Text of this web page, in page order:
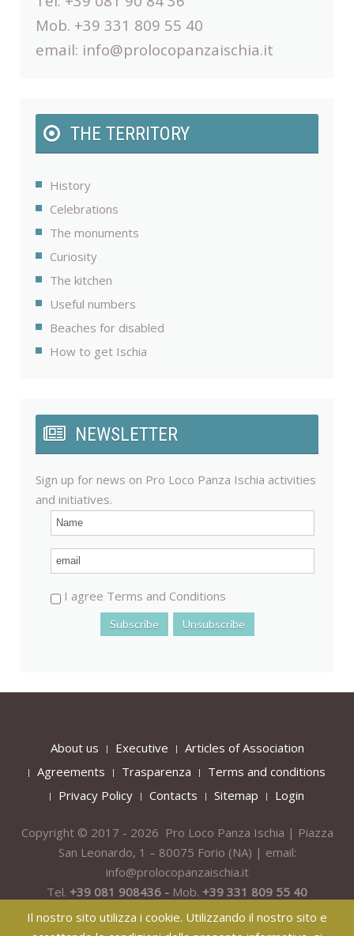
Mob. +39 331 809 55 40
email: info@prolocopanzaischia.it
THE TERRITORY
History
Celebrations
The monuments
Curiosity
The kitchen
Useful numbers
Beaches for disabled
How to get Ischia
NEWSLETTER
Sign up for news on Pro Loco Panza Ischia activities
and initiatives.
I agree Terms and Conditions
About us Executive
Articles of Association
Agreements
Trasparenza
Terms and conditions
Privacy Policy
Contacts Sitemap Login
Copyright © 2017 - 2026 Pro Loco Panza Ischia | Piazza
San Leonardo, 1 – 80075 Forio (NA) | email:
info@prolocopanzaischia.it
Tel. +39 081 908436 - Mob. +39 331 809 55 40
Il nostro sito utilizza i cookie. Utilizzando il nostro sito e